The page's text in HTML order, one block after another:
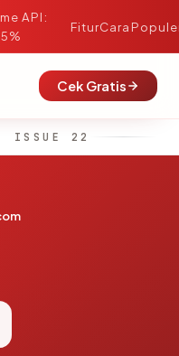
API:
FiturCara
Cek Gratis
ISSUE 22